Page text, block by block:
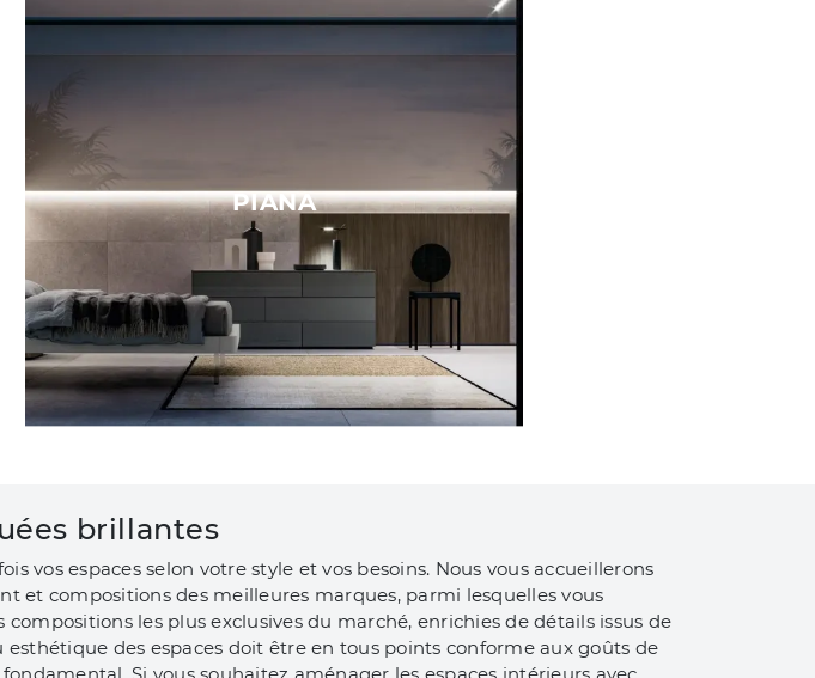
PIANA
brillantes
vos espaces selon votre style et vos besoins. Nous vous accueillerons
et compositions des meilleures marques, parmi lesquelles vous
les plus exclusives du marché, enrichies de détails issus de
des espaces doit être en tous points conforme aux goûts de
Si vous souhaitez aménager les espaces intérieurs avec